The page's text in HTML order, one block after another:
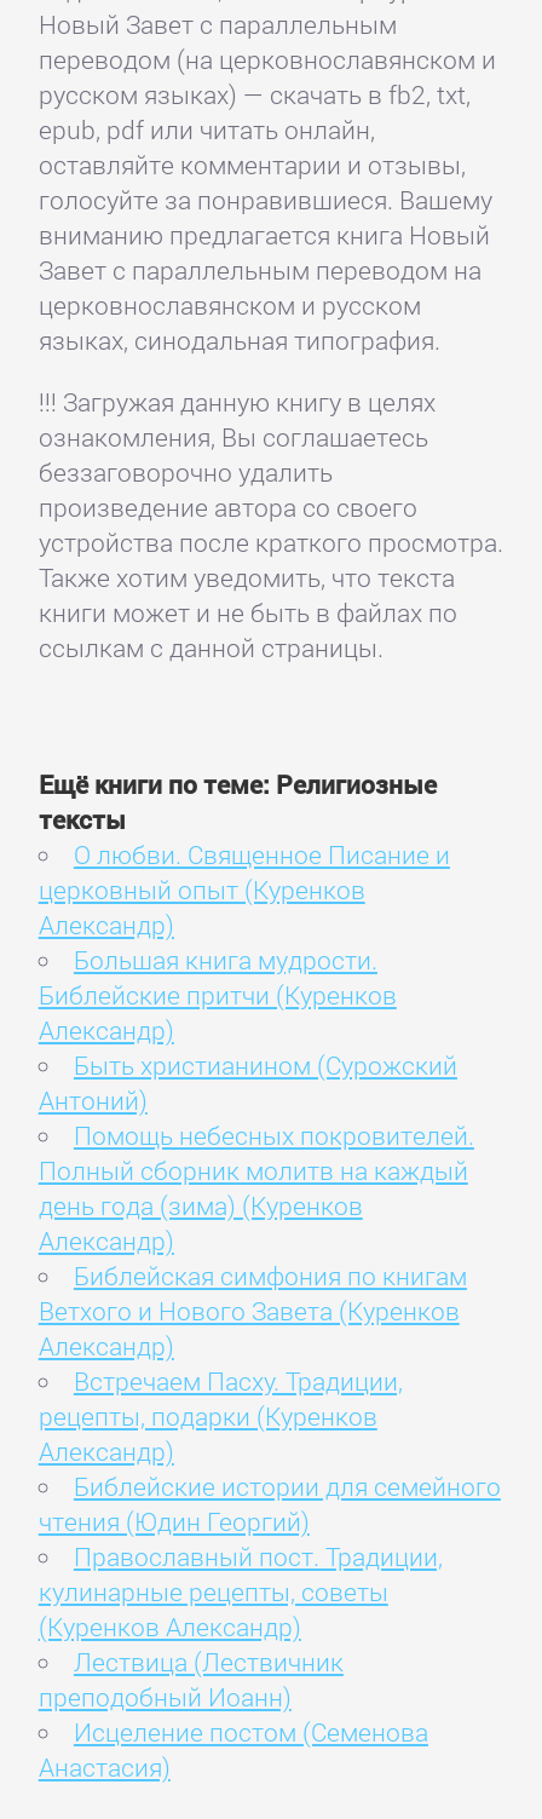
Новый Завет с параллельным
переводом (на церковнославянском и
русском языках) — скачать в fb2, txt,
epub, pdf или читать онлайн,
оставляйте комментарии и отзывы,
голосуйте за понравившиеся. Вашему
вниманию предлагается книга Новый
Завет с параллельным переводом на
церковнославянском и русском
языках, синодальная типография.
!!! Загружая данную книгу в целях
ознакомления, Вы соглашаетесь
беззаговорочно удалить
произведение автора со своего
устройства после краткого просмотра.
Также хотим уведомить, что текста
книги может и не быть в файлах по
ссылкам с данной страницы.
Ещё книги по теме: Религиозные
тексты
О любви. Священное Писание и
церковный опыт (Куренков
Александр)
Большая книга мудрости.
Библейские притчи (Куренков
Александр)
Быть христианином (Сурожский
Антоний)
Помощь небесных покровителей.
Полный сборник молитв на каждый
день года (зима) (Куренков
Александр)
Библейская симфония по книгам
Ветхого и Нового Завета (Куренков
Александр)
Встречаем Пасху. Традиции,
рецепты, подарки (Куренков
Александр)
Библейские истории для семейного
чтения (Юдин Георгий)
Православный пост. Традиции,
кулинарные рецепты, советы
(Куренков Александр)
Лествица (Лествичник
преподобный Иоанн)
Исцеление постом (Семенова
Анастасия)